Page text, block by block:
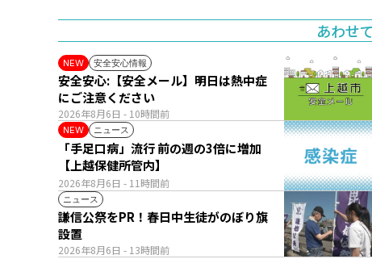
あわせ
NEW 安全安心情報
2026年8月6日 - 10時間前
安全安心:【安全メール】明日は熱中症
にご注意ください
NEW ニュース
2026年8月6日 - 11時間前
「手足口病」流行 前の週の3倍に増加
【上越保健所管内】
ニュース
2026年8月6日 - 13時間前
謙信公祭をPR！春日中生徒がのぼり旗
設置